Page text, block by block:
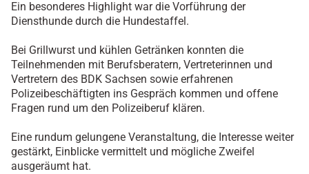
Ein besonderes Highlight war die Vorführung der
Diensthunde durch die Hundestaffel.
Bei Grillwurst und kühlen Getränken konnten die
Teilnehmenden mit Berufsberatern, Vertreterinnen und
Vertretern des BDK Sachsen sowie erfahrenen
Polizeibeschäftigten ins Gespräch kommen und offene
Fragen rund um den Polizeiberuf klären.
Eine rundum gelungene Veranstaltung, die Interesse weiter
gestärkt, Einblicke vermittelt und mögliche Zweifel
ausgeräumt hat.